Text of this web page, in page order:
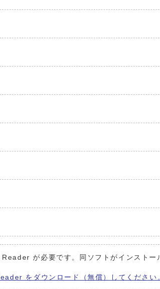
が必要です。同ソフトがインストー
をダウンロード（無償）してください